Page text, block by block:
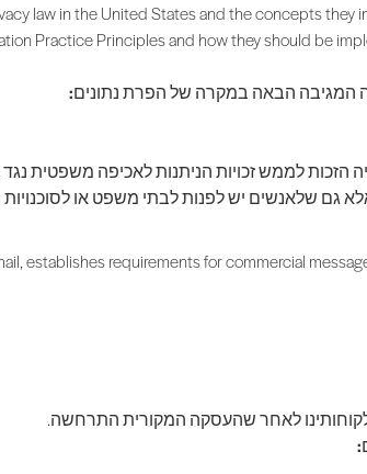
law in the United States and the concepts they
Practice Principles and how they should be
המגיבה הבאה במקרה של הפרת נתונים:
לממש זכויות הניתנות לאכיפה משפטית
גם שלאנשים יש לפנות לבתי משפט או לסוכנויות
establishes requirements for commercial
לאחר שהעסקה המקורית התרחשה.